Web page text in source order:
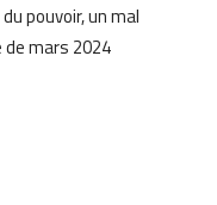
pouvoir, un mal
mars 2024